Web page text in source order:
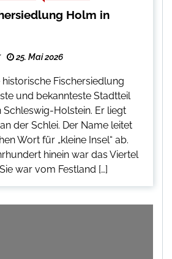
Holm in
25. Mai 2026
historische Fischersiedlung
und bekannteste Stadtteil
Schleswig-Holstein. Er liegt
der Schlei. Der Name leitet
Wort für „kleine Insel“ ab.
hinein war das Viertel
war vom Festland […]